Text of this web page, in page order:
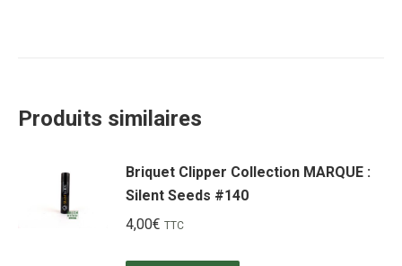
Produits similaires
Briquet Clipper Collection MARQUE :
Silent Seeds #140
4,00€ TTC